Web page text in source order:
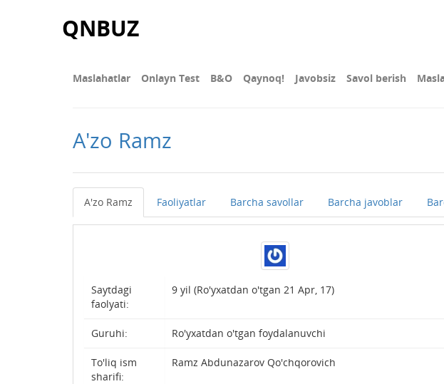
QNBUZ
Maslahatlar Onlayn Test В&О Qaynoq! Javobsiz Savol berish
A'zo Ramz
A'zo Ramz Faoliyatlar Barcha savollar Barcha javoblar
Saytdagi
faolyati:
9 yil (Ro'yxatdan o'tgan 21 Apr, 17)
Guruhi: Ro'yxatdan o'tgan foydalanuvchi
To'liq ism
sharifi:
Ramz Abdunazarov Qo'chqorovich